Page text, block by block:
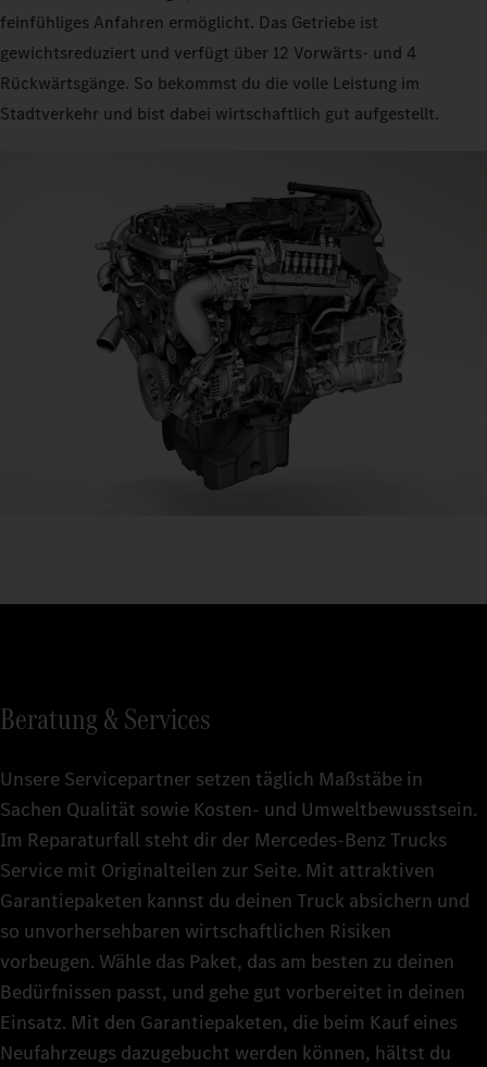
feinfühliges Anfahren ermöglicht. Das Getriebe ist
gewichtsreduziert und verfügt über 12 Vorwärts- und 4
Rückwärtsgänge. So bekommst du die volle Leistung im
Stadtverkehr und bist dabei wirtschaftlich gut aufgestellt.
Beratung & Services
Unsere Servicepartner setzen täglich Maßstäbe in
Sachen Qualität sowie Kosten- und Umweltbewusstsein.
Im Reparaturfall steht dir der Mercedes-Benz Trucks
Service mit Originalteilen zur Seite. Mit attraktiven
Garantiepaketen kannst du deinen Truck absichern und
so unvorhersehbaren wirtschaftlichen Risiken
vorbeugen. Wähle das Paket, das am besten zu deinen
Bedürfnissen passt, und gehe gut vorbereitet in deinen
Einsatz. Mit den Garantiepaketen, die beim Kauf eines
Neufahrzeugs dazugebucht werden können, hältst du